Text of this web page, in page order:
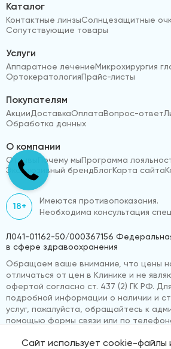
Каталог
Контактные линзыСолнцезащитные
Сопутствующие товары
Услуги
Аппаратное лечениеМикрохирургия
ОртокератологияПрайс-листы
Покупателям
АкцииДоставкаОплатаВопрос-ответ
Обработка данных
О компании
Отзывы Почему мыПрограмма
Эксклюзивный брендБлогКарта сайта
18+
Имеются противопоказания.
Необходима консультация
Л041-01162-50/000367156
в сфере здравоохранения
Обращаем ваше внимание, что цены
отличаться от цен в Клинике и не
офертой согласно ст. 437 (2) ГК РФ.
подробной информации о наличии и
услуг, пожалуйста, обращайтесь к
помощью формы связи или по
Сайт использует cookie-файлы